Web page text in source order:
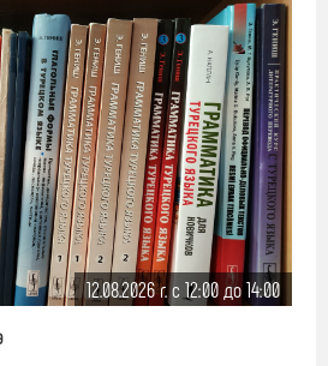
12.08.2026 г. c 12:00 до 14:00